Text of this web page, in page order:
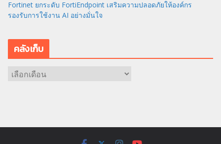
Fortinet ยกระดับ FortiEndpoint เสริมความปลอดภัยให้องค์กร
รองรับการใช้งาน AI อย่างมั่นใจ
คลังเก็บ